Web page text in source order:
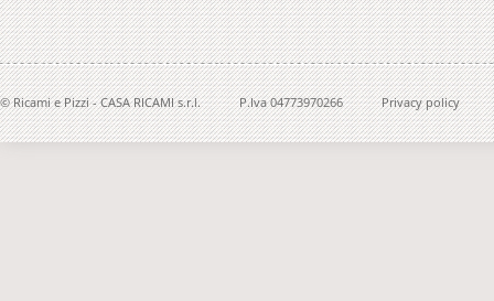
© Ricami e Pizzi - CASA RICAMI s.r.l. P.Iva 04773970266 Privacy policy